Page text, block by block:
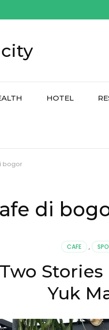
HOTEL
bogor
di
CAFE ,
Yuk